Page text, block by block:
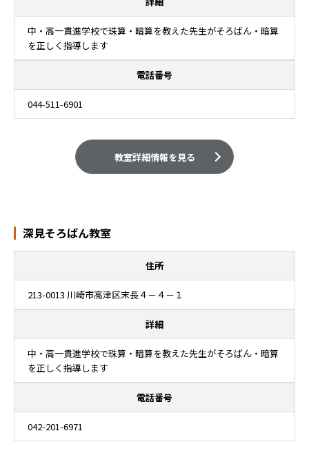
中・高一貫進学校で珠算・暗算を教えた先生がそろばん・暗算
を正しく指導します
電話番号
044-511-6901
教室詳細情報を見る
深見そろばん教室
住所
213-0013 川崎市高津区末長４－４－１
詳細
中・高一貫進学校で珠算・暗算を教えた先生がそろばん・暗算
を正しく指導します
電話番号
042-201-6971